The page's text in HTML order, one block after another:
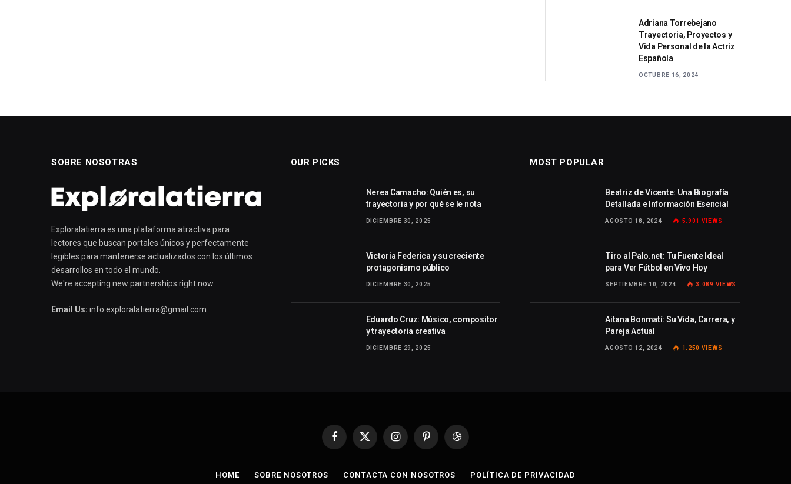
Adriana Torrebejano
Trayectoria, Proyectos y
Vida Personal de la Actriz
Española
OCTUBRE 16, 2024
SOBRE NOSOTRAS
Exploralatierra es una plataforma atractiva para
lectores que buscan portales únicos y perfectamente
legibles para mantenerse actualizados con los últimos
desarrollos en todo el mundo.
We're accepting new partnerships right now.
Email Us: info.exploralatierra@gmail.com
OUR PICKS
Nerea Camacho: Quién es, su
trayectoria y por qué se le nota
DICIEMBRE 30, 2025
Victoria Federica y su creciente
protagonismo público
DICIEMBRE 30, 2025
Eduardo Cruz: Músico, compositor
y trayectoria creativa
DICIEMBRE 29, 2025
MOST POPULAR
Beatriz de Vicente: Una Biografía
Detallada e Información Esencial
AGOSTO 18, 2024 5.901 VIEWS
Tiro al Palo.net: Tu Fuente Ideal
para Ver Fútbol en Vivo Hoy
SEPTIEMBRE 10, 2024 3.089 VIEWS
Aitana Bonmatí: Su Vida, Carrera, y
Pareja Actual
AGOSTO 12, 2024 1.250 VIEWS
Facebook
X
InstagramPinterestDribbble
HOME SOBRE NOSOTROS CONTACTA CON NOSOTROS POLÍTICA DE PRIVACIDAD